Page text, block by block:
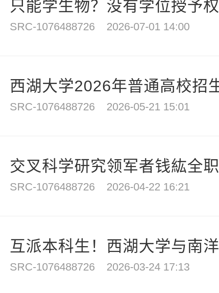
只能学生物？没有学位授予
SRC-1076488726 2026-07-01 14:00
西湖大学2026年普通高校招
SRC-1076488726 2026-05-21 15:01
交叉科学研究领军者钱紘全
SRC-1076488726 2026-04-22 16:21
互派本科生！西湖大学与南
SRC-1076488726 2026-03-24 17:13